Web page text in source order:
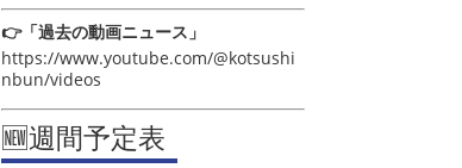
👉「過去の動画ニュース」
https://www.youtube.com/@kotsushi
nbun/videos
🆕週間予定表